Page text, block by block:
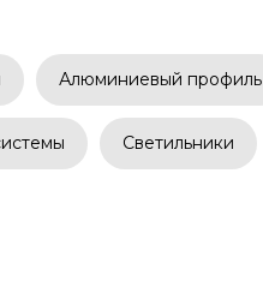
Алюминиевый профиль
Светильники